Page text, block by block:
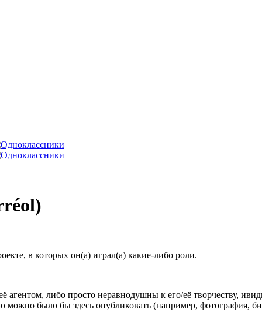
в которых он(а) играл(а) какие-либо роли.
агентом, либо просто неравнодушны к его/её творчеству,
можно было бы здесь опубликовать (например, фотография,